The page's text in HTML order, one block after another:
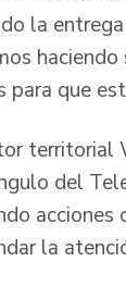
la
para que
territorial
del
acciones
la